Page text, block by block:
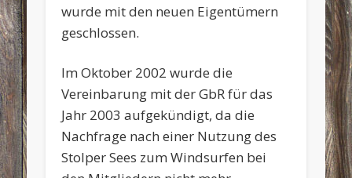
wurde mit den neuen Eigentümern
geschlossen.
Im Oktober 2002 wurde die
Vereinbarung mit der GbR für das
Jahr 2003 aufgekündigt, da die
Nachfrage nach einer Nutzung des
Stolper Sees zum Windsurfen bei